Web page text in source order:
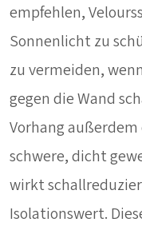
empfehlen,
Sonnenlicht zu
zu vermeiden,
gegen die Wand
Vorhang
schwere, dicht
wirkt
Isolationswert.